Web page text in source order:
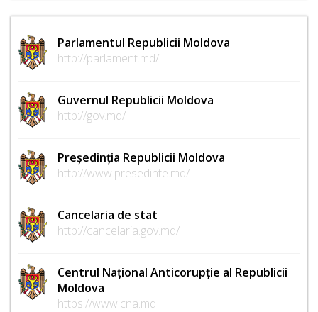
Parlamentul Republicii Moldova
http://parlament.md/
Guvernul Republicii Moldova
http://gov.md/
Președinția Republicii Moldova
http://www.presedinte.md/
Cancelaria de stat
http://cancelaria.gov.md/
Centrul Național Anticorupție al Republicii
Moldova
https://www.cna.md